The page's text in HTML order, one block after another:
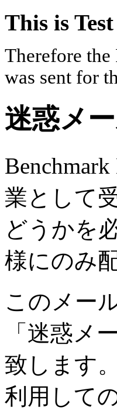
This is
Therefore the
was sent for
迷惑メ
業として
どうかを
様にのみ
このメー
「迷惑メ
致します
利用して